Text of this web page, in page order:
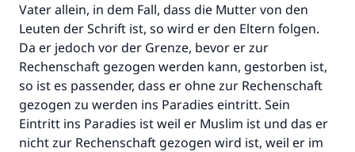
Vater allein, in dem Fall, dass die Mutter von den
Leuten der Schrift ist, so wird er den Eltern folgen.
Da er jedoch vor der Grenze, bevor er zur
Rechenschaft gezogen werden kann, gestorben ist,
so ist es passender, dass er ohne zur Rechenschaft
gezogen zu werden ins Paradies eintritt. Sein
Eintritt ins Paradies ist weil er Muslim ist und das er
nicht zur Rechenschaft gezogen wird ist, weil er im